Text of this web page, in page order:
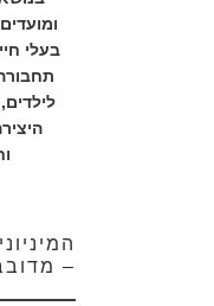
בעלי
–